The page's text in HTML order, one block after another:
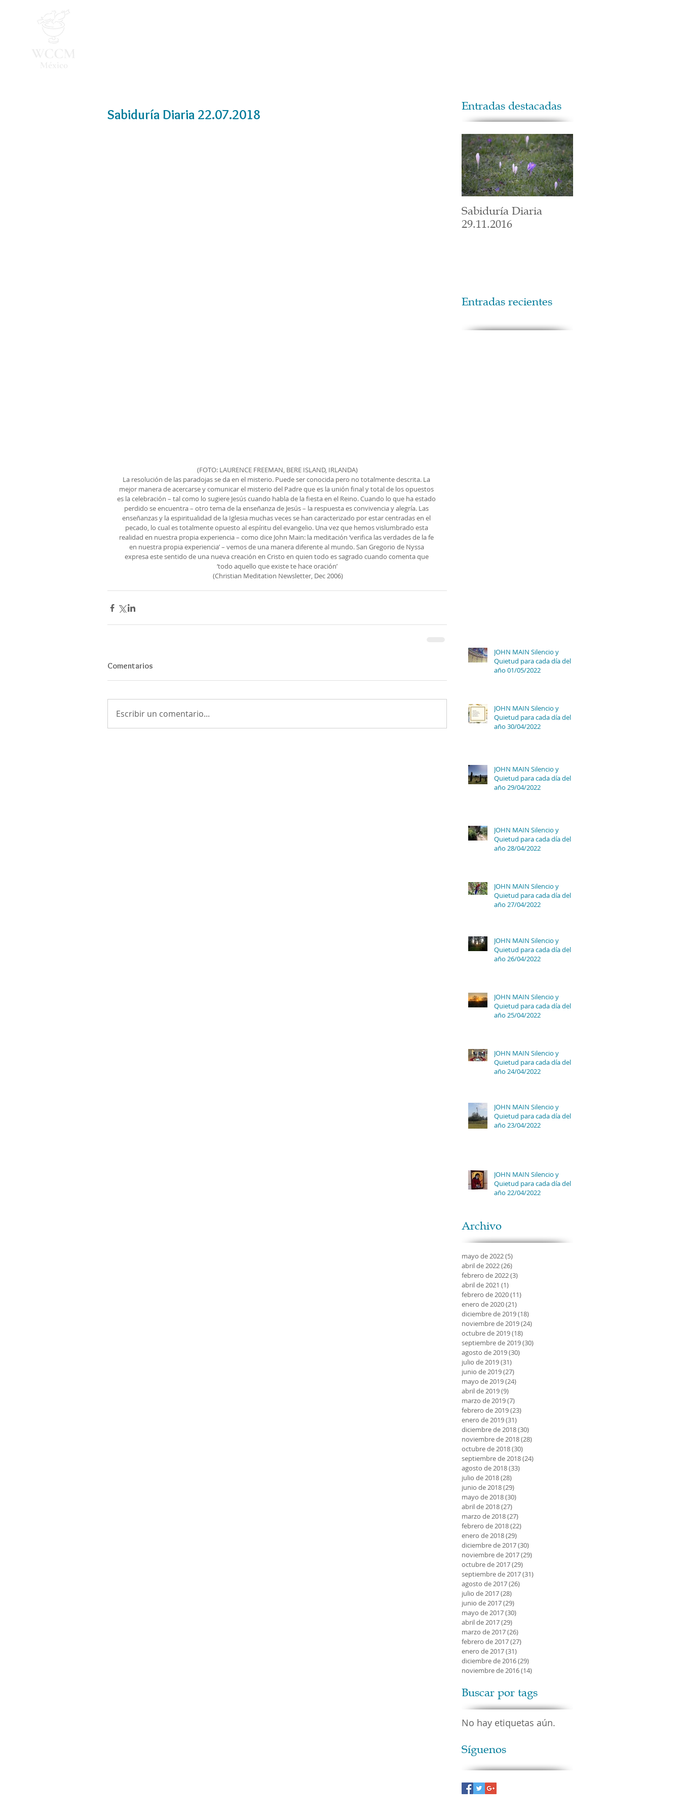
Sabiduría Diaria 22.07.2018
(FOTO: LAURENCE FREEMAN, BERE ISLAND, IRLANDA)
La resolución de las paradojas se da en el misterio. Puede ser conocida pero no totalmente descrita. La
mejor manera de acercarse y comunicar el misterio del Padre que es la unión final y total de los opuestos
es la celebración – tal como lo sugiere Jesús cuando habla de la fiesta en el Reino. Cuando lo que ha estado
perdido se encuentra – otro tema de la enseñanza de Jesús – la respuesta es convivencia y alegría. Las
enseñanzas y la espiritualidad de la Iglesia muchas veces se han caracterizado por estar centradas en el
pecado, lo cual es totalmente opuesto al espíritu del evangelio. Una vez que hemos vislumbrado esta
realidad en nuestra propia experiencia – como dice John Main: la meditación ‘verifica las verdades de la fe
en nuestra propia experiencia’ – vemos de una manera diferente al mundo. San Gregorio de Nyssa
expresa este sentido de una nueva creación en Cristo en quien todo es sagrado cuando comenta que
‘todo aquello que existe te hace oración’
(Christian Meditation Newsletter, Dec 2006)
Comentarios
Escribir un comentario...
Entradas destacadas
Sabiduría Diaria
29.11.2016
Entradas recientes
JOHN MAIN Silencio y
Quietud para cada día del
año 01/05/2022
JOHN MAIN Silencio y
Quietud para cada día del
año 30/04/2022
JOHN MAIN Silencio y
Quietud para cada día del
año 29/04/2022
JOHN MAIN Silencio y
Quietud para cada día del
año 28/04/2022
JOHN MAIN Silencio y
Quietud para cada día del
año 27/04/2022
JOHN MAIN Silencio y
Quietud para cada día del
año 26/04/2022
JOHN MAIN Silencio y
Quietud para cada día del
año 25/04/2022
JOHN MAIN Silencio y
Quietud para cada día del
año 24/04/2022
JOHN MAIN Silencio y
Quietud para cada día del
año 23/04/2022
JOHN MAIN Silencio y
Quietud para cada día del
año 22/04/2022
Archivo
mayo de 2022(5)
abril de 2022(26)
febrero de 2022(3)
abril de 2021 (1)
febrero de 2020(11)
enero de 2020(21)
diciembre de 2019(18)
noviembre de 2019(24)
octubre de 2019(18)
septiembre de 2019(30)
agosto de 2019(30)
julio de 2019(31)
junio de 2019(27)
mayo de 2019(24)
abril de 2019(9)
marzo de 2019(7)
febrero de 2019(23)
enero de 2019(31)
diciembre de 2018(30)
noviembre de 2018(28)
octubre de 2018(30)
septiembre de 2018(24)
agosto de 2018(33)
julio de 2018(28)
junio de 2018(29)
mayo de 2018(30)
abril de 2018(27)
marzo de 2018(27)
febrero de 2018(22)
enero de 2018(29)
diciembre de 2017(30)
noviembre de 2017(29)
octubre de 2017(29)
septiembre de 2017(31)
agosto de 2017(26)
julio de 2017(28)
junio de 2017(29)
mayo de 2017(30)
abril de 2017(29)
marzo de 2017(26)
febrero de 2017(27)
enero de 2017(31)
diciembre de 2016(29)
noviembre de 2016(14)
Buscar por tags
No hay etiquetas aún.
Síguenos